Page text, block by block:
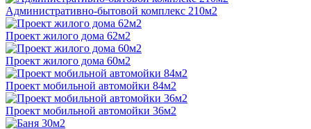
Административно-бытовой комплекс 210м2
Проект жилого дома 62м2
Проект жилого дома 60м2
Проект мобильной автомойки 84м2
Проект мобильной автомойки 36м2